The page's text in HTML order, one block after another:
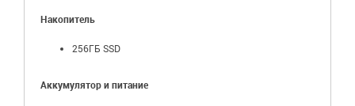
Накопитель
256ГБ SSD
Аккумулятор и питание